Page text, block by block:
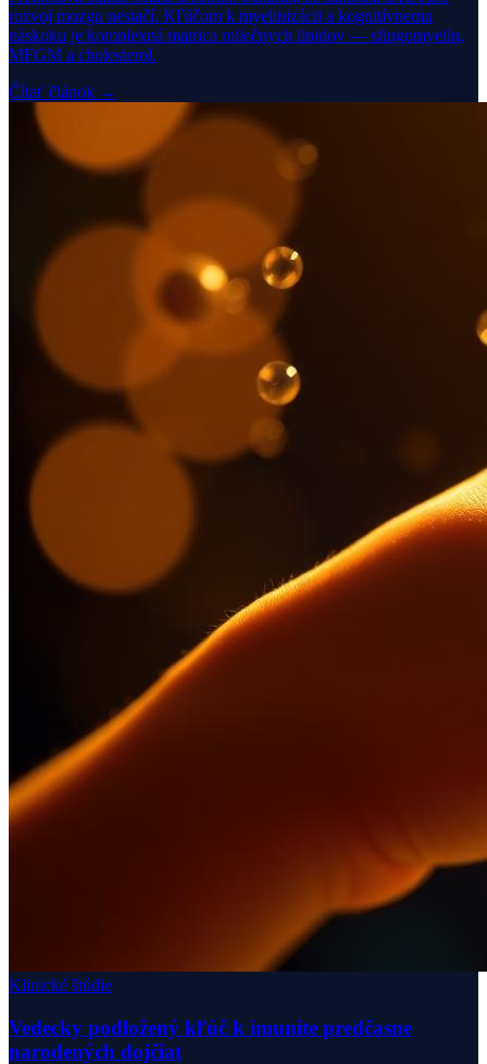
rozvoj mozgu nestačí. Kľúčom k myelinizácii a kognitívnemu
náskoku je komplexná matrica mliečnych lipidov — sfingomyelín,
MFGM a cholesterol.
Čítať článok →
Klinické štúdie
Vedecky podložený kľúč k imunite predčasne
narodených dojčiat